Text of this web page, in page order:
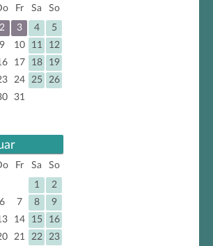
zum Ausdrucken
2025
Feiertage
Fr Sa
So
2 3 4
5
9 10 11
12
17 18
19
24 25
26
31
Fr Sa
So
1
2
6 7 8
9
14 15
16
21 22
23